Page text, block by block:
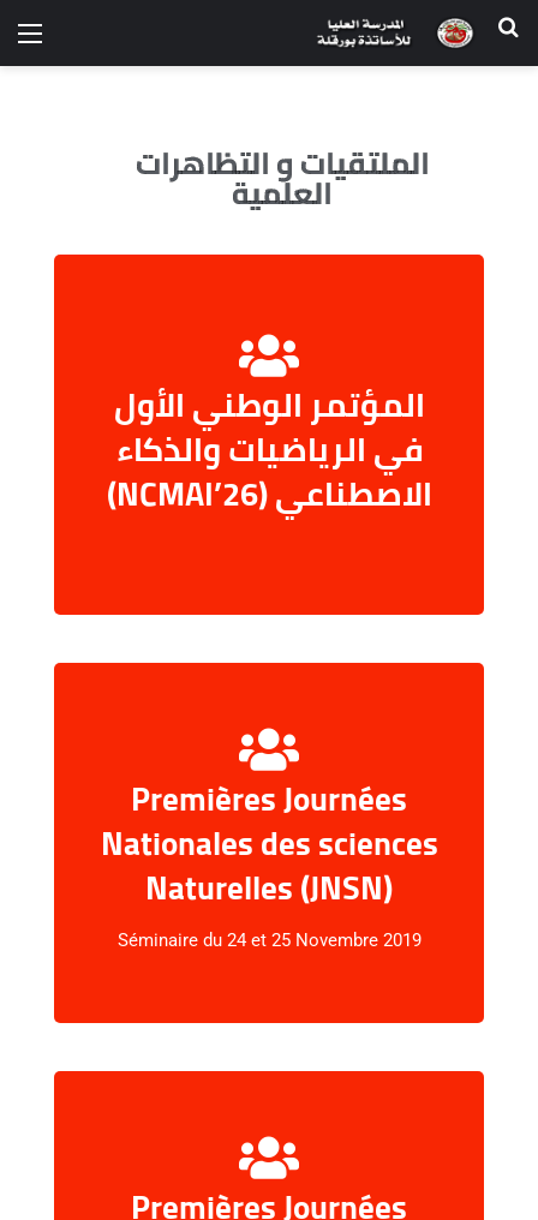
الملتقيات و التظاهرات
العلمية
المؤتمر الوطني الأول
في الرياضيات والذكاء
الاصطناعي (NCMAI’26)
عرض المحتوى
Premières Journées
Nationales des sciences
Naturelles (JNSN)
Séminaire du 24 et 25 Novembre 2019
عرض المحتوى
Premières Journées